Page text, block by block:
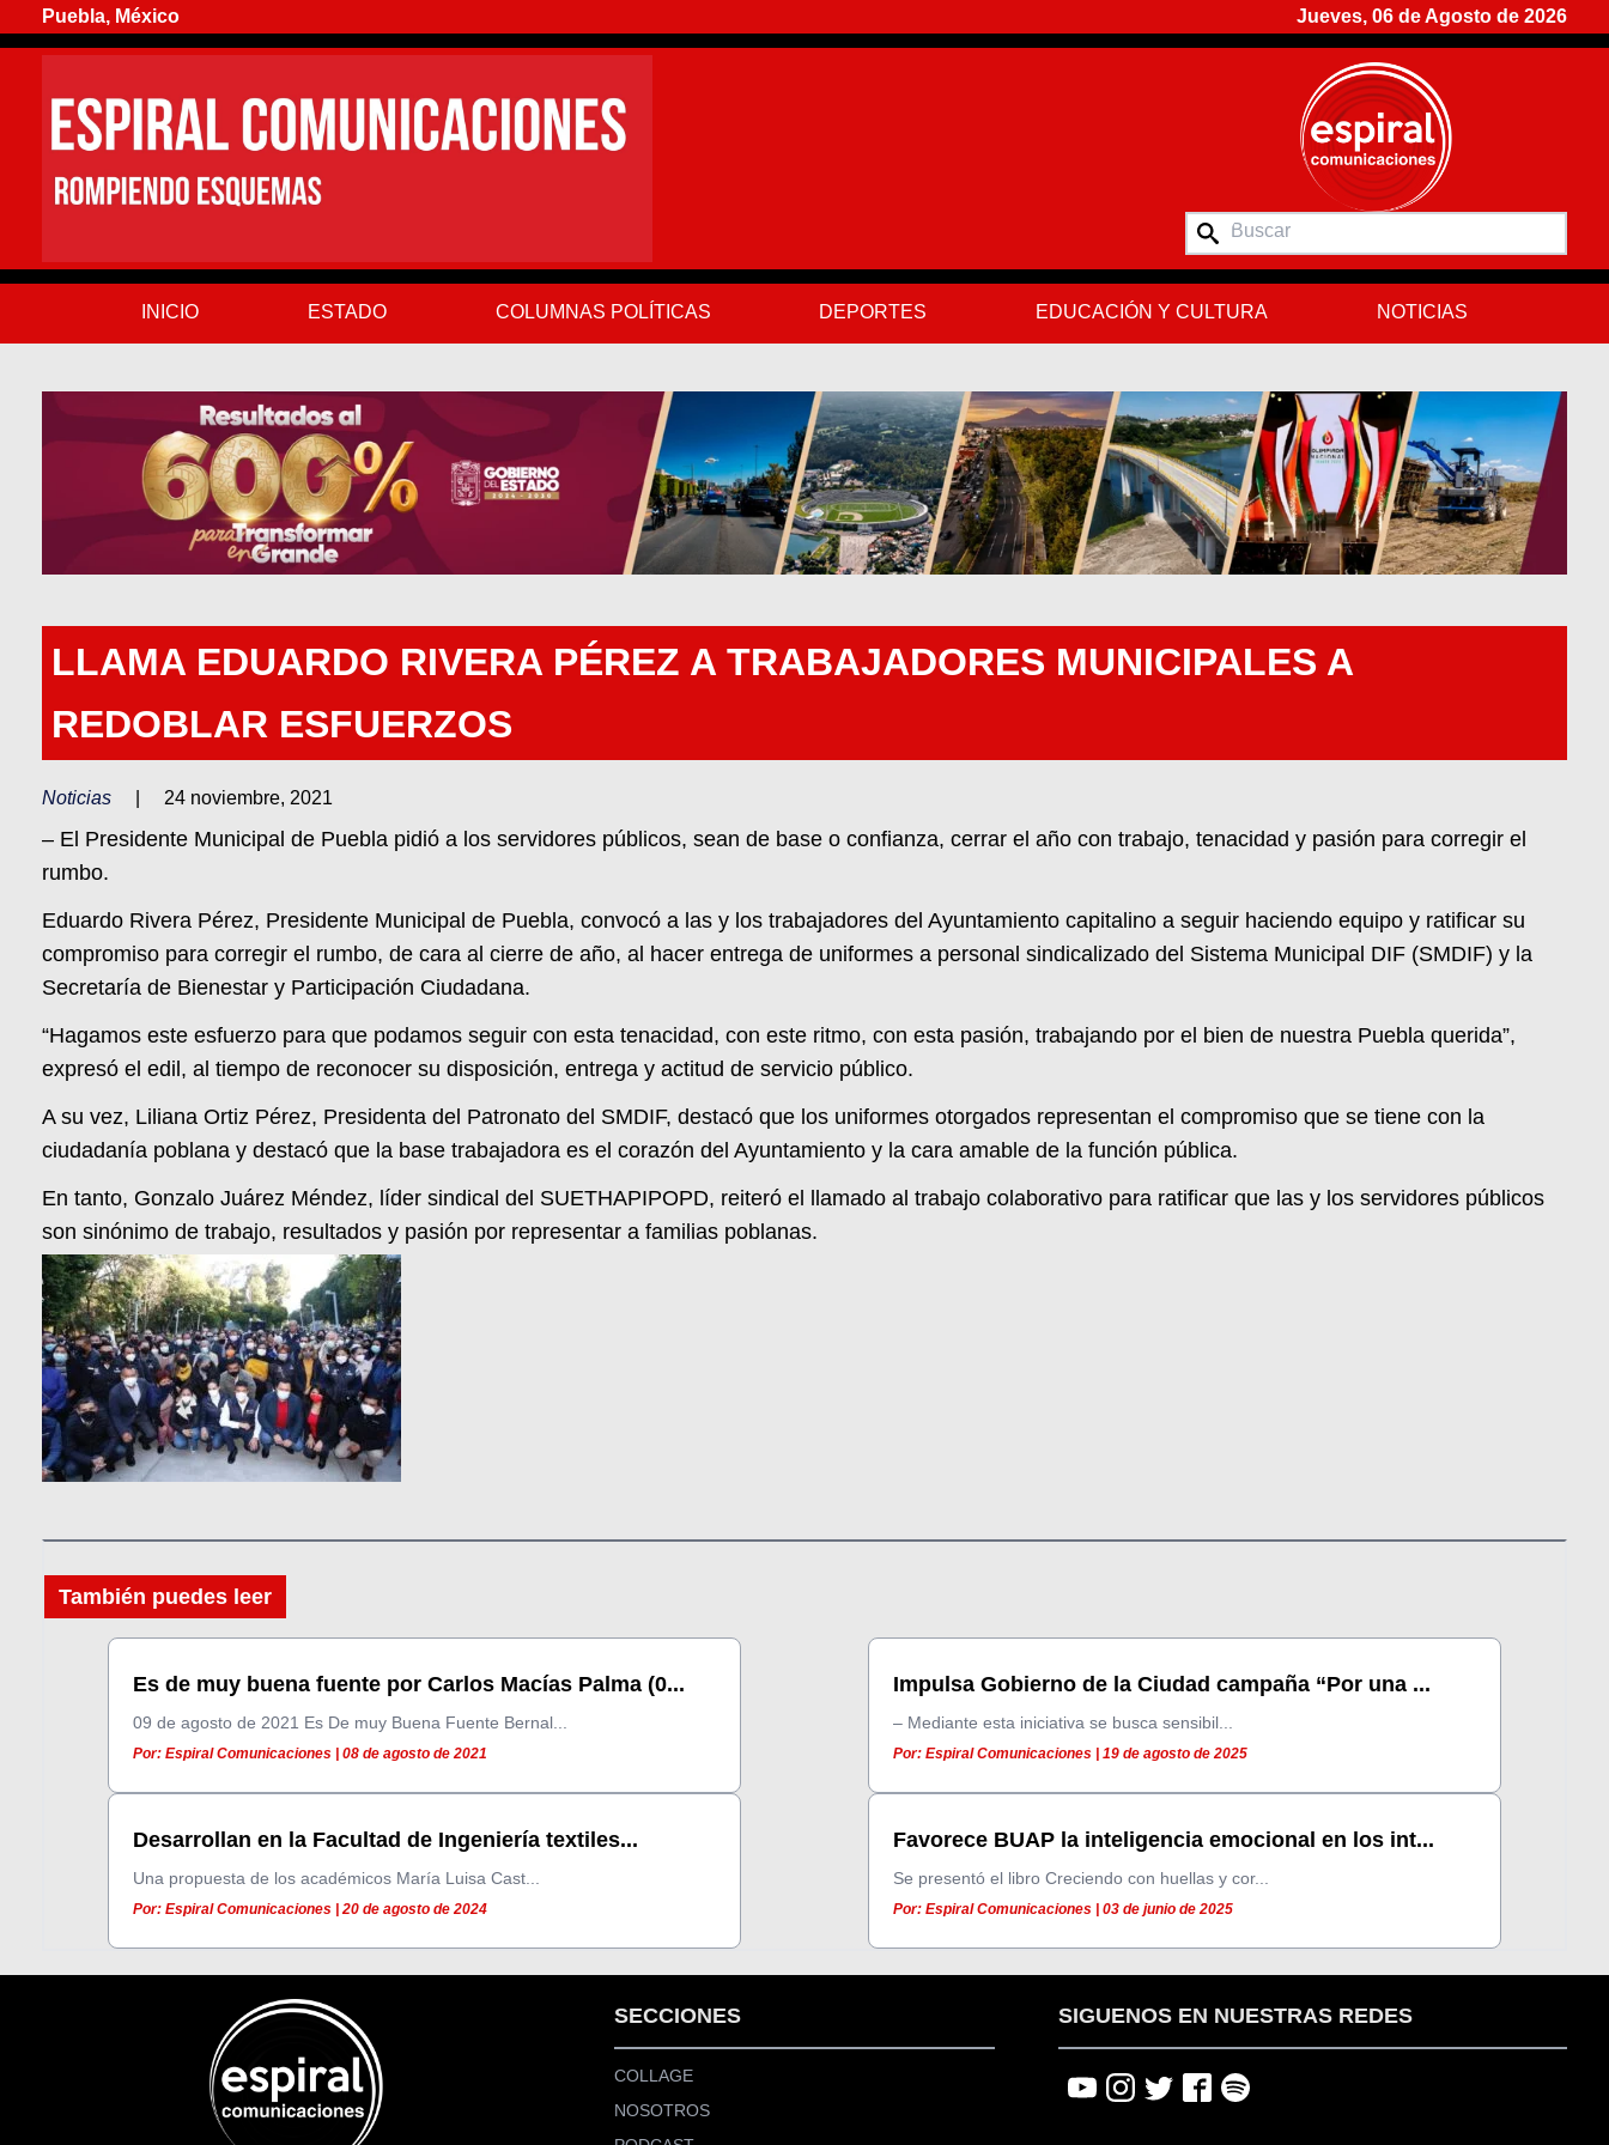
Puebla, México Jueves, 06 de Agosto de 2026
INICIO ESTADO COLUMNAS POLÍTICAS DEPORTES EDUCACIÓN Y CULTURA NOTICIAS
LLAMA EDUARDO RIVERA PÉREZ A TRABAJADORES MUNICIPALES A
REDOBLAR ESFUERZOS
Noticias 24 noviembre, 2021
– El Presidente Municipal de Puebla pidió a los servidores públicos, sean de base o confianza, cerrar el año con trabajo, tenacidad y pasión para corregir el
rumbo.
Eduardo Rivera Pérez, Presidente Municipal de Puebla, convocó a las y los trabajadores del Ayuntamiento capitalino a seguir haciendo equipo y ratificar su
compromiso para corregir el rumbo, de cara al cierre de año, al hacer entrega de uniformes a personal sindicalizado del Sistema Municipal DIF (SMDIF) y la
Secretaría de Bienestar y Participación Ciudadana.
“Hagamos este esfuerzo para que podamos seguir con esta tenacidad, con este ritmo, con esta pasión, trabajando por el bien de nuestra Puebla querida”,
expresó el edil, al tiempo de reconocer su disposición, entrega y actitud de servicio público.
A su vez, Liliana Ortiz Pérez, Presidenta del Patronato del SMDIF, destacó que los uniformes otorgados representan el compromiso que se tiene con la
ciudadanía poblana y destacó que la base trabajadora es el corazón del Ayuntamiento y la cara amable de la función pública.
En tanto, Gonzalo Juárez Méndez, líder sindical del SUETHAPIPOPD, reiteró el llamado al trabajo colaborativo para ratificar que las y los servidores públicos
son sinónimo de trabajo, resultados y pasión por representar a familias poblanas.
También puedes leer
Es de muy buena fuente por Carlos Macías Palma (0...
09 de agosto de 2021 Es De muy Buena Fuente Bernal...
Por: Espiral Comunicaciones | 08 de agosto de 2021
Impulsa Gobierno de la Ciudad campaña “Por una ...
– Mediante esta iniciativa se busca sensibil...
Por: Espiral Comunicaciones | 19 de agosto de 2025
Desarrollan en la Facultad de Ingeniería textiles...
Una propuesta de los académicos María Luisa Cast...
Por: Espiral Comunicaciones | 20 de agosto de 2024
Favorece BUAP la inteligencia emocional en los int...
Se presentó el libro Creciendo con huellas y cor...
Por: Espiral Comunicaciones | 03 de junio de 2025
SECCIONES
COLLAGE
NOSOTROS
SIGUENOS EN NUESTRAS REDES